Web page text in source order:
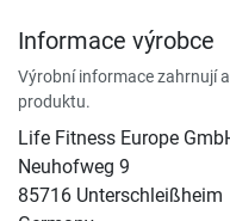
Informace výrobce
Výrobní informace zahrnují
produktu.
Life Fitness Europe
Neuhofweg 9
85716 Unterschleißheim